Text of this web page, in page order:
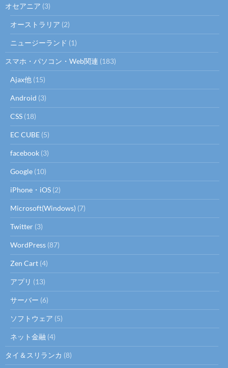
オセアニア (3)
オーストラリア (2)
ニュージーランド (1)
スマホ・パソコン・Web関連 (183)
Ajax他 (15)
Android (3)
CSS (18)
EC CUBE (5)
facebook (3)
Google (10)
iPhone・iOS (2)
Microsoft(Windows) (7)
Twitter (3)
WordPress (87)
Zen Cart (4)
アプリ (13)
サーバー (6)
ソフトウェア (5)
ネット金融 (4)
タイ＆スリランカ (8)